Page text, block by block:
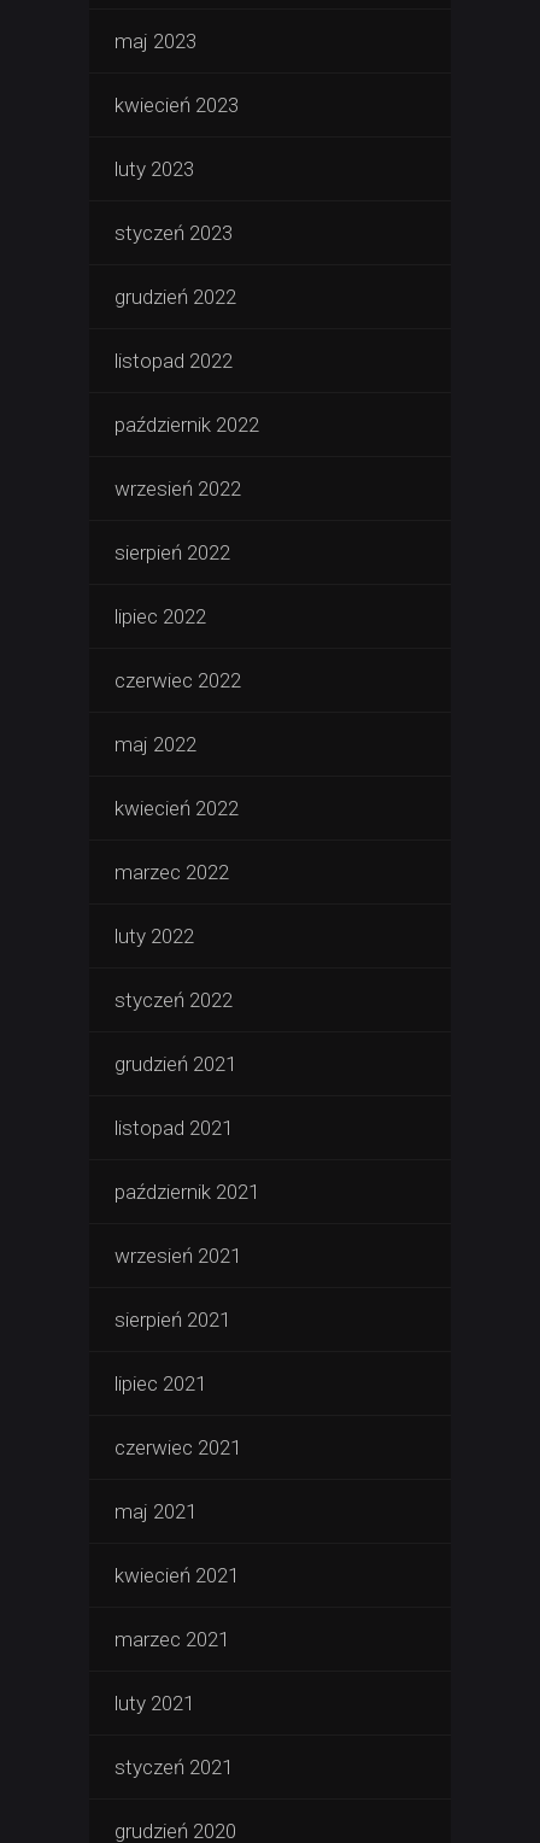
maj 2023
kwiecień 2023
luty 2023
styczeń 2023
grudzień 2022
listopad 2022
październik 2022
wrzesień 2022
sierpień 2022
lipiec 2022
czerwiec 2022
maj 2022
kwiecień 2022
marzec 2022
luty 2022
styczeń 2022
grudzień 2021
listopad 2021
październik 2021
wrzesień 2021
sierpień 2021
lipiec 2021
czerwiec 2021
maj 2021
kwiecień 2021
marzec 2021
luty 2021
styczeń 2021
grudzień 2020